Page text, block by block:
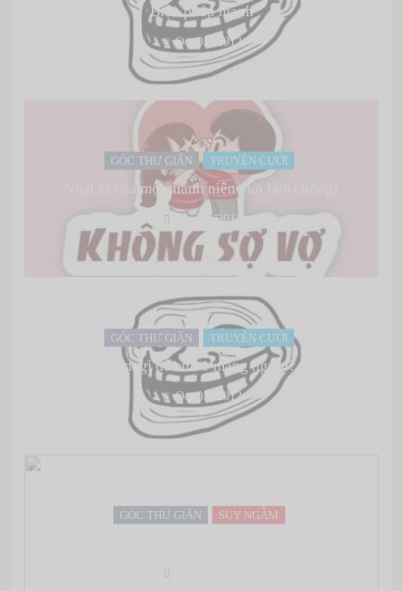
Biện pháp mạnh
Oct 03, 2012
GÓC THƯ GIÃN TRUYỆN CƯỜI
Nhật kí của một thanh niên mới làm chồng!
Oct 03, 2012
GÓC THƯ GIÃN TRUYỆN CƯỜI
Làm gì để cứu 1 mạng người?
Oct 03, 2012
GÓC THƯ GIÃN SUY NGẪM